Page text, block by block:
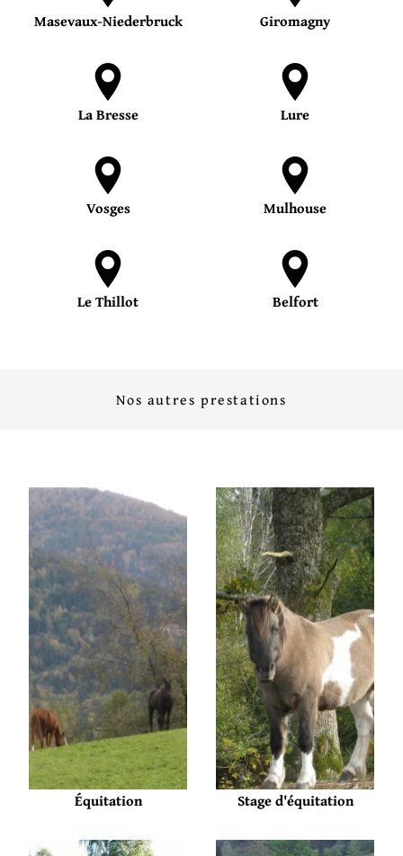
Masevaux-Niederbruck Giromagny
La Bresse Lure
Vosges Mulhouse
Le Thillot Belfort
Nos autres prestations
Équitation Stage d'équitation